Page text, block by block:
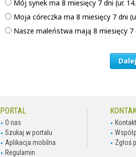
Mój synek ma 8 miesięcy 7 dni (ur.
Moja córeczka ma 8 miesięcy 7 dni
Nasze maleństwa mają 8 miesięcy 7
PORTAL
O nas
Szukaj w portalu
Aplikacja mobilna
Regulamin
Zgłoś